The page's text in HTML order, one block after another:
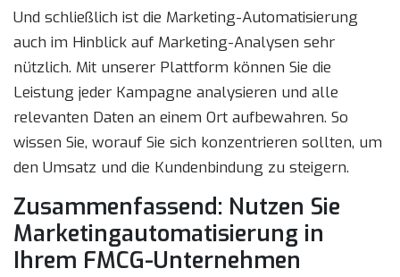
Und schließlich ist die Marketing-Automatisierung
auch im Hinblick auf Marketing-Analysen sehr
nützlich. Mit unserer Plattform können Sie die
Leistung jeder Kampagne analysieren und alle
relevanten Daten an einem Ort aufbewahren. So
wissen Sie, worauf Sie sich konzentrieren sollten, um
den Umsatz und die Kundenbindung zu steigern.
Zusammenfassend: Nutzen Sie
Marketingautomatisierung in
Ihrem FMCG-Unternehmen